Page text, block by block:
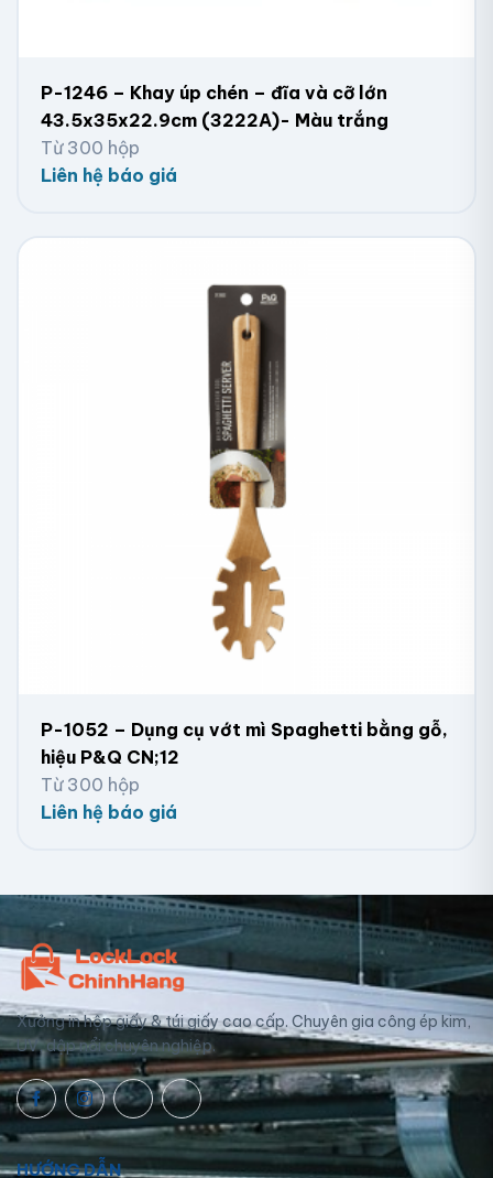
P-1246 – Khay úp chén – đĩa và cỡ lớn
43.5x35x22.9cm (3222A)- Màu trắng
Từ 300 hộp
Liên hệ báo giá
P-1052 – Dụng cụ vớt mì Spaghetti bằng gỗ,
hiệu P&Q CN;12
Từ 300 hộp
Liên hệ báo giá
Xưởng in hộp giấy & túi giấy cao cấp. Chuyên gia công ép kim,
UV, dập nổi chuyên nghiệp.
HƯỚNG DẪN